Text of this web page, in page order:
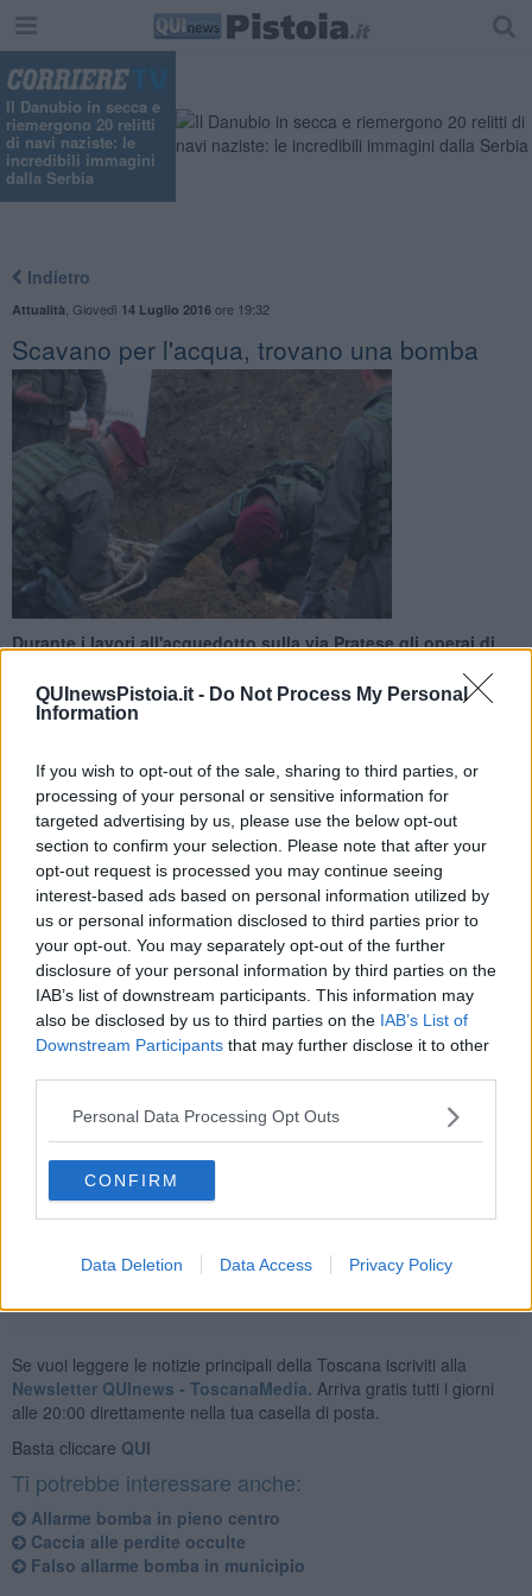
QUInewsPistoia.it - Do Not Process My Personal
Information
If you wish to opt-out of the sale, sharing to third parties, or
processing of your personal or sensitive information for
targeted advertising by us, please use the below opt-out
section to confirm your selection. Please note that after your
opt-out request is processed you may continue seeing
interest-based ads based on personal information utilized by
us or personal information disclosed to third parties prior to
your opt-out. You may separately opt-out of the further
disclosure of your personal information by third parties on the
IAB’s list of downstream participants. This information may
also be disclosed by us to third parties on the IAB’s List of
Downstream Participants that may further disclose it to other
Personal Data Processing Opt Outs
CONFIRM
Data Deletion Data Access Privacy Policy
Il Danubio in secca e
riemergono 20 relitti
di navi naziste: le
incredibili immagini
dalla Serbia
Indietro
Attualità Giovedì 14 Luglio 2016ore 19:32
Scavano per l'acqua, trovano una bomba
Durante i lavori all'acquedotto sulla via Pratese gli operai di
Seconda Guerra Mondiale
PISTOIA —Quando hanno sentito che la benna dellaruspaaveva
agganciato qualcosa, gli operai diPubliacquatutto potevano
aspettarsi tranne quello: quella cosa che urtava contro il braccio
grande un metro appartenuta ad un aereo della
Seconda Guerra Mondiale
Gli operai stavano lavorando sullavia Vecchia Pratesea circa un
metro di profondità per svolgere alcuni lavori all'acquedotto.
Una volta rinvenuto l'ordigno bellico, sono stati immediatamente
i Carabinieri e i lavori interrotti.
I militari, con l'aiuto della Polizia Municipale, hanno coperto la
bomba con dei sacchi di sabbia
dell'arrivo degliartificieridell'esercito.
Se vuoi leggere le notizie principali della Toscana iscriviti alla
Newsletter QUInews - ToscanaMedia. Arriva gratis tutti i giorni
alle 20:00 direttamente nella tua casella di posta.
Basta cliccare QUI
Ti potrebbe interessare anche:
Allarme bomba in pieno centro
Caccia alle perdite occulte
Falso allarme bomba in municipio